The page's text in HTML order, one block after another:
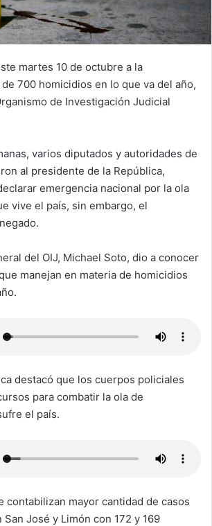
martes 10 de octubre a la
700 homicidios en lo que va del año,
de Investigación Judicial
varios diputados y autoridades de
al presidente de la República,
emergencia nacional por la ola
vive el país, sin embargo, el
del OIJ, Michael Soto, dio a conocer
manejan en materia de homicidios
destacó que los cuerpos policiales
para combatir la ola de
el país.
contabilizan mayor cantidad de casos
José y Limón con 172 y 169